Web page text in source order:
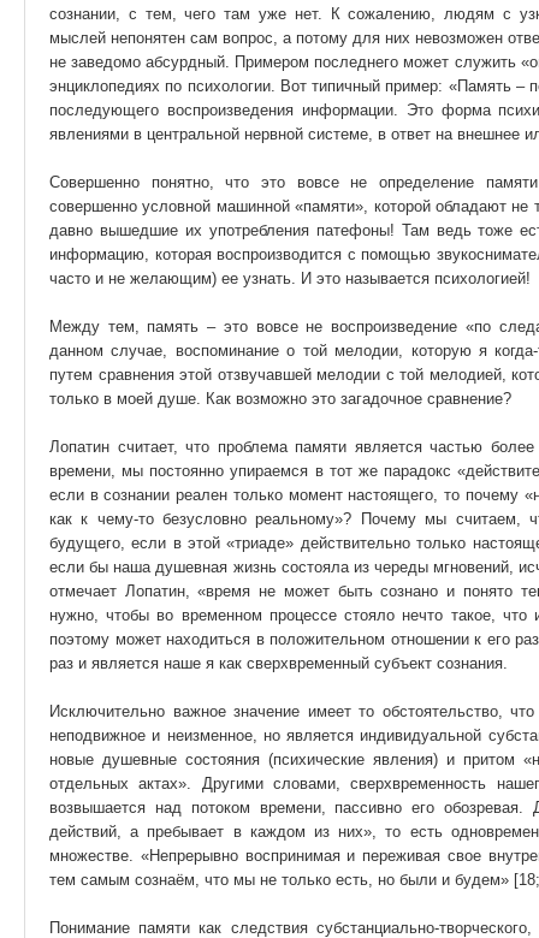
сознании, с тем, чего там уже нет. К сожалению, людям с
мыслей непонятен сам вопрос, а потому для них невозможен
не заведомо абсурдный. Примером последнего может служить
энциклопедиях по психологии. Вот типичный пример: «Память –
последующего воспроизведения информации. Это форма
явлениями в центральной нервной системе, в ответ на внешнее
Совершенно понятно, что это вовсе не определение
совершенно условной машинной «памяти», которой обладают
давно вышедшие их употребления патефоны! Там ведь тоже
информацию, которая воспроизводится с помощью
часто и не желающим) ее узнать. И это называется психологией!
Между тем, память – это вовсе не воспроизведение «по
данном случае, воспоминание о той мелодии, которую я
путем сравнения этой отзвучавшей мелодии с той мелодией,
только в моей душе. Как возможно это загадочное сравнение?
Лопатин считает, что проблема памяти является частью
времени, мы постоянно упираемся в тот же парадокс
если в сознании реален только момент настоящего, то
как к чему-то безусловно реальному»? Почему мы считаем,
будущего, если в этой «триаде» действительно только
если бы наша душевная жизнь состояла из череды мгновений,
отмечает Лопатин, «время не может быть сознано и понято
нужно, чтобы во временном процессе стояло нечто такое,
поэтому может находиться в положительном отношении к его
раз и является наше я как сверхвременный субъект сознания.
Исключительно важное значение имеет то обстоятельство,
неподвижное и неизменное, но является индивидуальной
новые душевные состояния (психические явления) и притом
отдельных актах». Другими словами, сверхвременность
возвышается над потоком времени, пассивно его
действий, а пребывает в каждом из них», то есть
множестве. «Непрерывно воспринимая и переживая свое
тем самым сознаём, что мы не только есть, но были и будем»
Понимание памяти как следствия субстанциально-